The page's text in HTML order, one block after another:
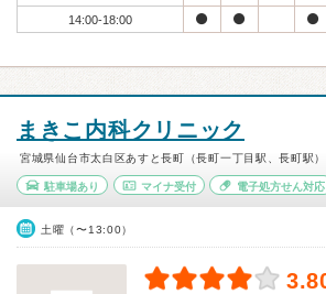
14:00-18:00
まきこ内科クリニック
宮城県仙台市太白区あすと長町（長町一丁目駅、長町駅）
駐車場あり マイナ受付 電子処方せん対応
土曜（〜13:00）